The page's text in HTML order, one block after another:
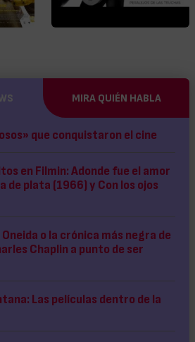
MIRA QUIÉN HABLA
que conquistaron el cine
en Filmin: Adonde fue el amor
de plata (1966) y Con los ojos
o la crónica más negra de
Chaplin a punto de ser
Las películas dentro de la